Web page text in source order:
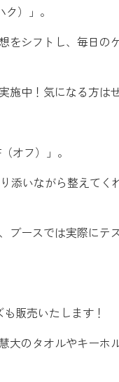
）」。
をシフトし、毎日
中！気になる方は
オフ）」。
添いながら整えて
ブースでは実際にテ
販売いたします！
大のタオルやキーホ